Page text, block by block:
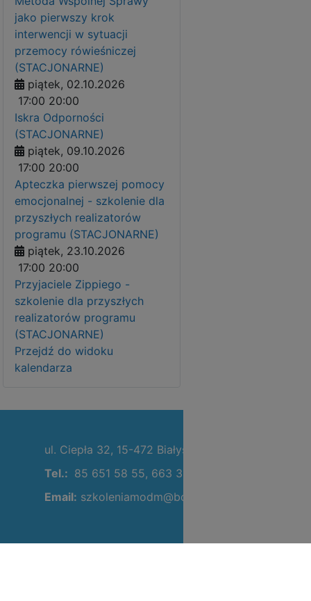
jako pierwszy krok
interwencji w sytuacji
przemocy rówieśniczej
(STACJONARNE)
piątek, 02.10.2026
17:00 20:00
Iskra Odporności
(STACJONARNE)
piątek, 09.10.2026
17:00 20:00
Apteczka pierwszej pomocy
emocjonalnej - szkolenie dla
przyszłych realizatorów
programu (STACJONARNE)
piątek, 23.10.2026
17:00 20:00
Przyjaciele Zippiego -
szkolenie dla przyszłych
realizatorów programu
(STACJONARNE)
Przejdź do widoku
kalendarza
ul. Ciepła 32, 15-472 Białystok
Tel.: 85 651 58 55, 663 368 364
Email: szkoleniamodm@bce.edu.pl